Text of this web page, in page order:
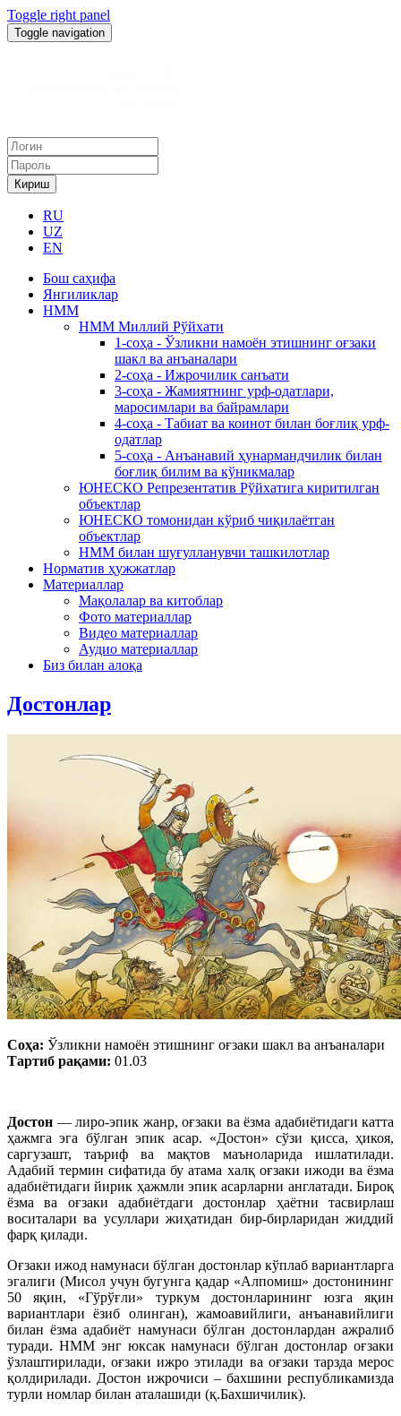
Toggle right panel
Toggle navigation
Кириш
RU
UZ
EN
Бош саҳифа
Янгиликлар
НММ
НММ Миллий Рўйхати
1-соҳа - Ўзликни намоён этишнинг оғзаки
шакл ва анъаналари
2-соҳа - Ижрочилик санъати
3-соҳа - Жамиятнинг урф-одатлари,
маросимлари ва байрамлари
4-соҳа - Табиат ва коинот билан боғлиқ урф-
одатлар
5-соҳа - Анъанавий ҳунармандчилик билан
боғлиқ билим ва кўникмалар
ЮНЕСКО Репрезентатив Рўйхатига киритилган
объектлар
ЮНЕСКО томонидан кўриб чиқилаётган
объектлар
НММ билан шуғулланувчи ташкилотлар
Норматив ҳужжатлар
Материаллар
Мақолалар ва китоблар
Фото материаллар
Видео материаллар
Аудио материаллар
Биз билан алоқа
Достонлар
Соҳа: Ўзликни намоён этишнинг оғзаки шакл ва анъаналари
Тартиб рақами: 01.03
Достон — лиро-эпик жанр, оғзаки ва ёзма адабиётидаги катта
ҳажмга эга бўлган эпик асар. «Достон» сўзи қисса, ҳикоя,
саргузашт, таъриф ва мақтов маъноларида ишлатилади.
Адабий термин сифатида бу атама халқ оғзаки ижоди ва ёзма
адабиётидаги йирик ҳажмли эпик асарларни англатади. Бироқ
ёзма ва оғзаки адабиётдаги достонлар ҳаётни тасвирлаш
воситалари ва усуллари жиҳатидан бир-бирларидан жиддий
фарқ қилади.
Оғзаки ижод намунаси бўлган достонлар кўплаб вариантларга
эгалиги (Мисол учун бугунга қадар «Алпомиш» достонининг
50 яқин, «Гўрўғли» туркум достонларининг юзга яқин
вариантлари ёзиб олинган), жамоавийлиги, анъанавийлиги
билан ёзма адабиёт намунаси бўлган достонлардан ажралиб
туради. НММ энг юксак намунаси бўлган достонлар оғзаки
ўзлаштирилади, оғзаки ижро этилади ва оғзаки тарзда мерос
қолдирилади. Достон ижрочиси – бахшини республикамизда
турли номлар билан аталашиди (қ.Бахшичилик).